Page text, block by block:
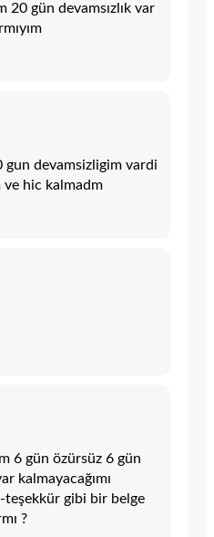
20 gün devamsızlık var
gun devamsizligim vardi
ve hic kalmadm
6 gün özürsüz 6 gün
kalmayacağımı
gibi bir belge
?